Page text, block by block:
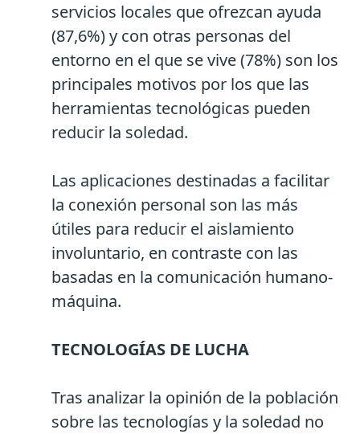
servicios locales que ofrezcan ayuda
(87,6%) y con otras personas del
entorno en el que se vive (78%) son los
principales motivos por los que las
herramientas tecnológicas pueden
reducir la soledad.
Las aplicaciones destinadas a facilitar
la conexión personal son las más
útiles para reducir el aislamiento
involuntario, en contraste con las
basadas en la comunicación humano-
máquina.
TECNOLOGÍAS DE LUCHA
Tras analizar la opinión de la población
sobre las tecnologías y la soledad no